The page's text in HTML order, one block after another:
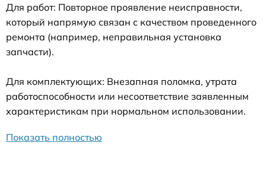
Для работ: Повторное проявление неисправности,
который напрямую связан с качеством проведенного
ремонта (например, неправильная установка
запчасти).
Для комплектующих: Внезапная поломка, утрата
работоспособности или несоответствие заявленным
характеристикам при нормальном использовании.
Показать полностью